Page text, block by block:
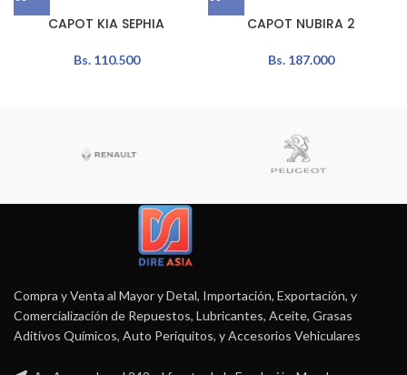
CAPOT KIA SEPHIA
Bs.110.500
CAPOT NUBIRA 2
Bs.187.000
Compra y Venta al Mayor y Detal, Importación, Exportación, y
Comercialización de Repuestos, Lubricantes, Aceite, Grasas
Aditivos Químicos, Auto Periquitos, y Accesorios Vehiculares